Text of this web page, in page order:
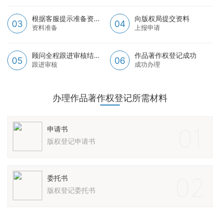
03
根据客服提示准备资料
资料准备 04
向版权局提交资料
上报申请
05
顾问全程跟进审核结果
跟进审核 06
作品著作权登记成功
成功办理
办理作品著作权登记所需材料
申请书
版权登记申请书
委托书
版权登记委托书